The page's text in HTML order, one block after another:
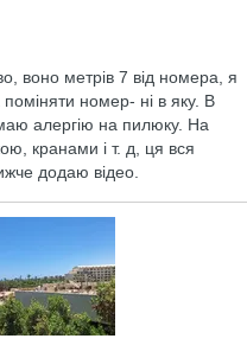
воно метрів 7 від номера, я
номер- ні в яку. В
маю алергію на пилюку. На
кранами і т. д, ця вся
додаю відео.